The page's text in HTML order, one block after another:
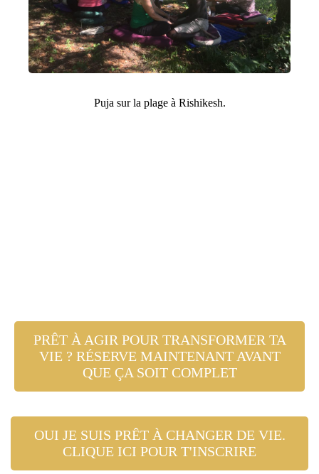
Puja sur la plage à Rishikesh.
PRÊT À AGIR POUR TRANSFORMER TA
VIE ? RÉSERVE MAINTENANT AVANT
QUE ÇA SOIT COMPLET
OUI JE SUIS PRÊT À CHANGER DE VIE.
CLIQUE ICI POUR T'INSCRIRE